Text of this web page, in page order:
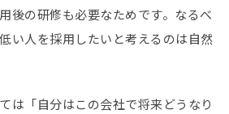
後の研修も必要なためです。なるべ
い人を採用したいと考えるのは自然
は「自分はこの会社で将来どうなり